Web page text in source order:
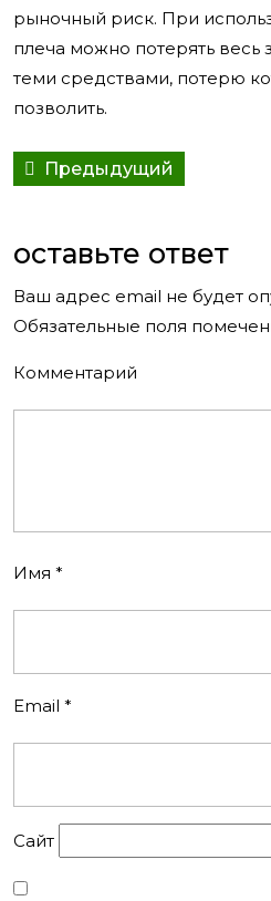
рыночный риск. При
плеча можно потерять весь
теми средствами, потерю
позволить.
Навигация
по
Предыдущий
оставьте ответ
Ваш адрес email не будет
Обязательные поля
Комментарий
Имя *
Email *
Сайт